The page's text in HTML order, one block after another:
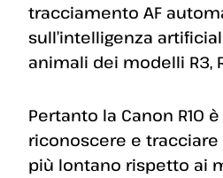
tracciamento AF
sull’intelligenza
animali dei modelli R3,
Pertanto la Canon R10
riconoscere e
più lontano rispetto ai